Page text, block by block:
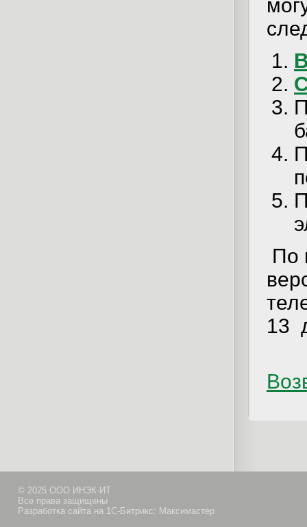
По
13
© 2025 ООО ИНЭК-ИТ
Все права защищены
Разработка сайта на 1С-Битрикс: Максимастер